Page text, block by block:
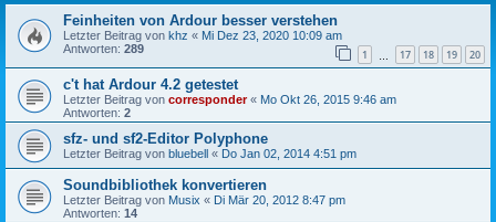
Feinheiten von Ardour besser verstehen
Letzter Beitrag von khz « Mi Dez 23, 2020 10:09 am
Antworten: 289 1 17 18 19 20
c't hat Ardour 4.2 getestet
Letzter Beitrag von corresponder« Mo Okt 26, 2015 9:46 am
Antworten: 2
sfz- und sf2-Editor Polyphone
Letzter Beitrag von bluebell « Do Jan 02, 2014 4:51 pm
Soundbibliothek konvertieren
Letzter Beitrag von Musix « Di Mär 20, 2012 8:47 pm
Antworten: 14